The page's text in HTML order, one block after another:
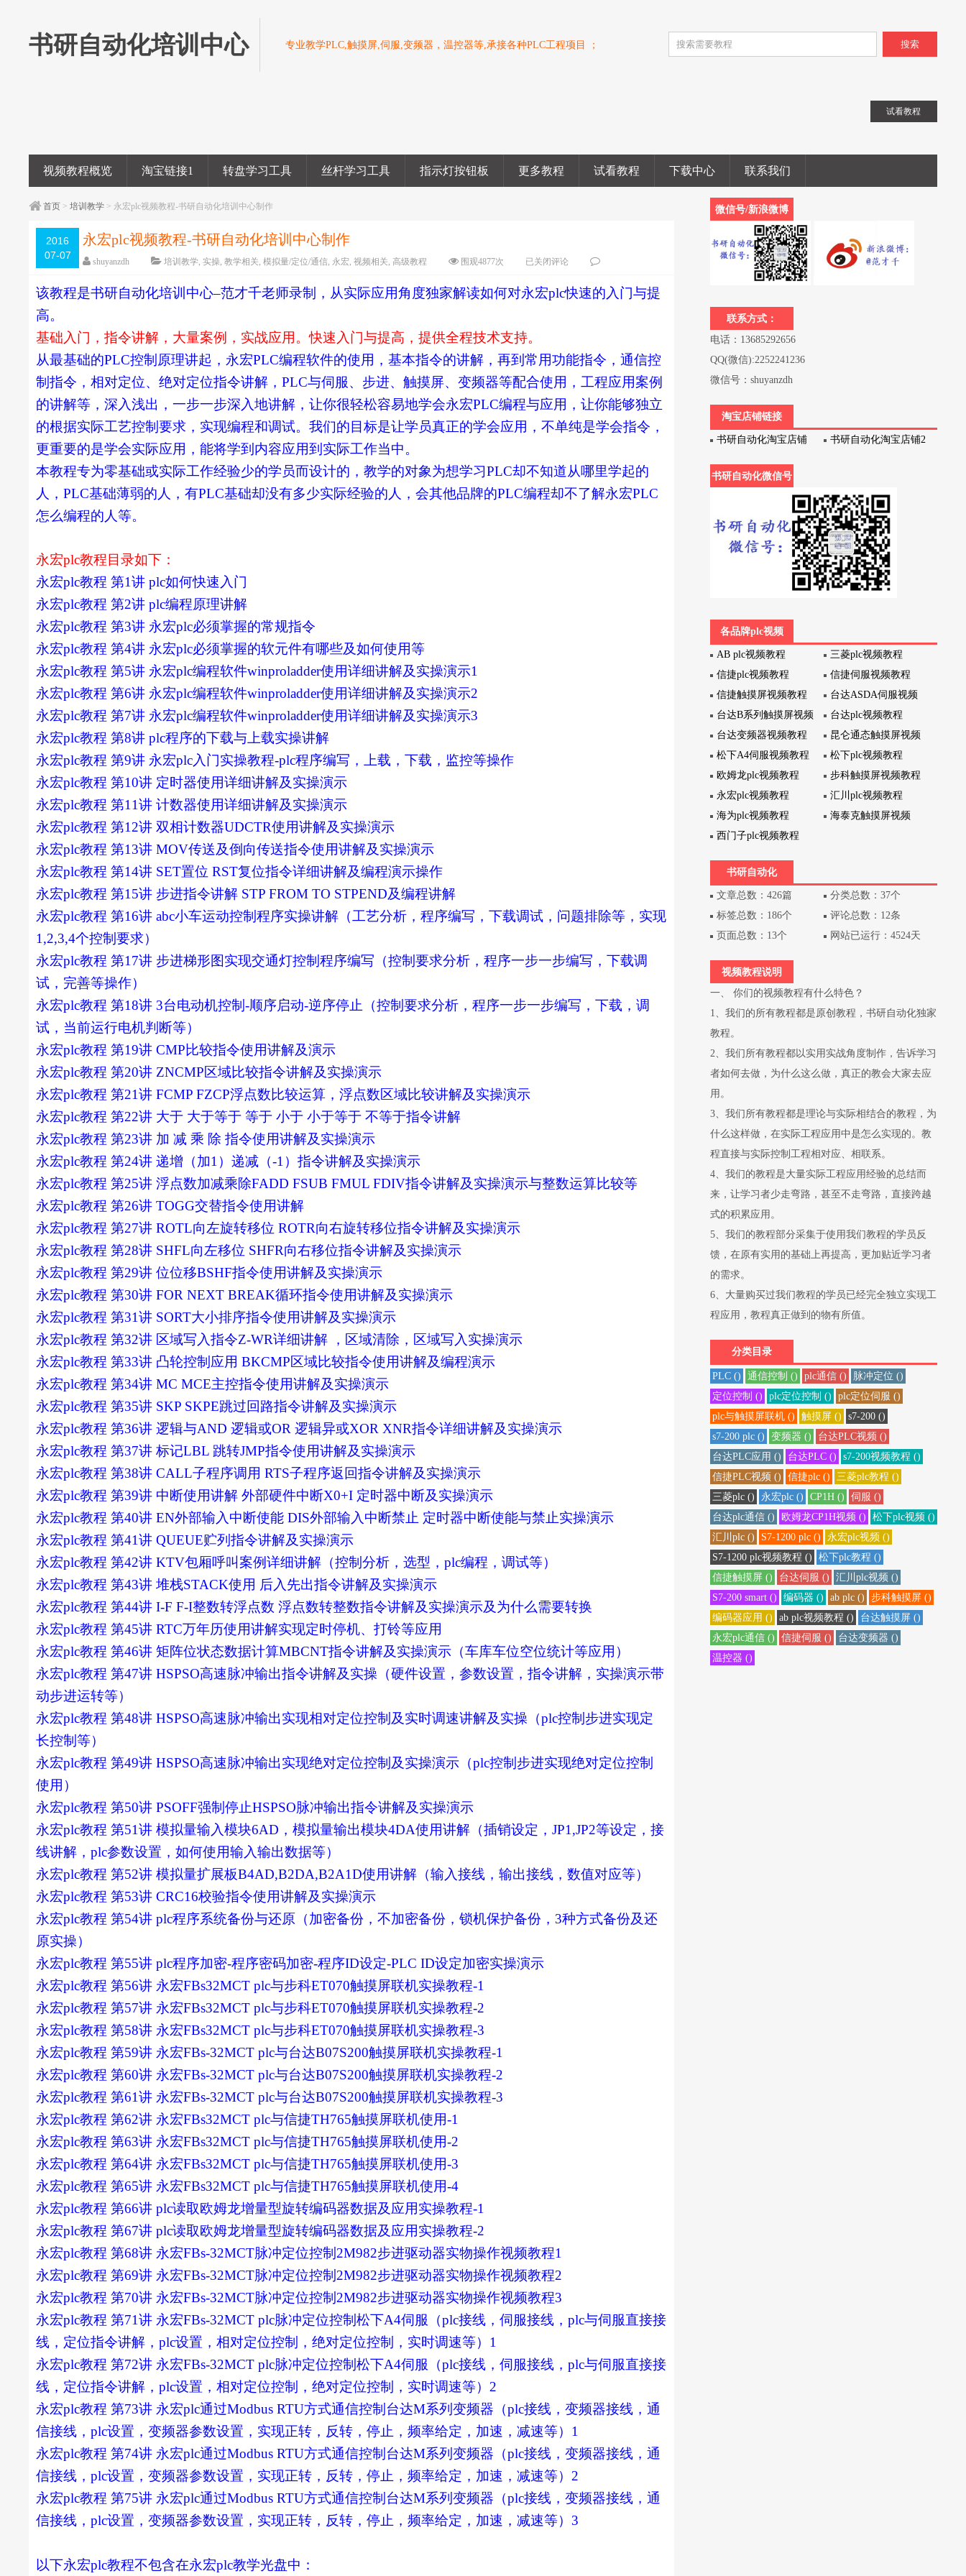
书研自动化培训中心 专业教学PLC,触摸屏,伺服,变频器，温控器等,承接各种PLC工程项目 ； 搜索
试看教程
视频教程概览 淘宝链接1 转盘学习工具 丝杆学习工具 指示灯按钮板 更多教程 试看教程 下载中心 联系我们
首页 >培训教学 > 永宏plc视频教程-书研自动化培训中心制作
2016
07-07
永宏plc视频教程-书研自动化培训中心制作
shuyanzdh 培训教学, 实操,教学相关,模拟量/定位/通信, 永宏,视频相关,高级教程 围观4877次
已关闭评论
该教程是书研自动化培训中心–范才千老师录制，从实际应用角度独家解读如何对永宏plc快速的入门与提
高。
基础入门，指令讲解，大量案例，实战应用。快速入门与提高，提供全程技术支持。
从最基础的PLC控制原理讲起，永宏PLC编程软件的使用，基本指令的讲解，再到常用功能指令，通信控
制指令，相对定位、绝对定位指令讲解，PLC与伺服、步进、触摸屏、变频器等配合使用，工程应用案例
的讲解等，深入浅出，一步一步深入地讲解，让你很轻松容易地学会永宏PLC编程与应用，让你能够独立
的根据实际工艺控制要求，实现编程和调试。我们的目标是让学员真正的学会应用，不单纯是学会指令，
更重要的是学会实际应用，能将学到内容应用到实际工作当中。
本教程专为零基础或实际工作经验少的学员而设计的，教学的对象为想学习PLC却不知道从哪里学起的
人，PLC基础薄弱的人，有PLC基础却没有多少实际经验的人，会其他品牌的PLC编程却不了解永宏PLC
怎么编程的人等。
永宏plc教程目录如下：
永宏plc教程 第1讲 plc如何快速入门
永宏plc教程 第2讲 plc编程原理讲解
永宏plc教程 第3讲 永宏plc必须掌握的常规指令
永宏plc教程 第4讲 永宏plc必须掌握的软元件有哪些及如何使用等
永宏plc教程 第5讲 永宏plc编程软件winproladder使用详细讲解及实操演示1
永宏plc教程 第6讲 永宏plc编程软件winproladder使用详细讲解及实操演示2
永宏plc教程 第7讲 永宏plc编程软件winproladder使用详细讲解及实操演示3
永宏plc教程 第8讲 plc程序的下载与上载实操讲解
永宏plc教程 第9讲 永宏plc入门实操教程-plc程序编写，上载，下载，监控等操作
永宏plc教程 第10讲 定时器使用详细讲解及实操演示
永宏plc教程 第11讲 计数器使用详细讲解及实操演示
永宏plc教程 第12讲 双相计数器UDCTR使用讲解及实操演示
永宏plc教程 第13讲 MOV传送及倒向传送指令使用讲解及实操演示
永宏plc教程 第14讲 SET置位 RST复位指令详细讲解及编程演示操作
永宏plc教程 第15讲 步进指令讲解 STP FROM TO STPEND及编程讲解
永宏plc教程 第16讲 abc小车运动控制程序实操讲解（工艺分析，程序编写，下载调试，问题排除等，实现
1,2,3,4个控制要求）
永宏plc教程 第17讲 步进梯形图实现交通灯控制程序编写（控制要求分析，程序一步一步编写，下载调
试，完善等操作）
永宏plc教程 第18讲 3台电动机控制-顺序启动-逆序停止（控制要求分析，程序一步一步编写，下载，调
试，当前运行电机判断等）
永宏plc教程 第19讲 CMP比较指令使用讲解及演示
永宏plc教程 第20讲 ZNCMP区域比较指令讲解及实操演示
永宏plc教程 第21讲 FCMP FZCP浮点数比较运算，浮点数区域比较讲解及实操演示
永宏plc教程 第22讲 大于 大于等于 等于 小于 小于等于 不等于指令讲解
永宏plc教程 第23讲 加 减 乘 除 指令使用讲解及实操演示
永宏plc教程 第24讲 递增（加1）递减（-1）指令讲解及实操演示
永宏plc教程 第25讲 浮点数加减乘除FADD FSUB FMUL FDIV指令讲解及实操演示与整数运算比较等
永宏plc教程 第26讲 TOGG交替指令使用讲解
永宏plc教程 第27讲 ROTL向左旋转移位 ROTR向右旋转移位指令讲解及实操演示
永宏plc教程 第28讲 SHFL向左移位 SHFR向右移位指令讲解及实操演示
永宏plc教程 第29讲 位位移BSHF指令使用讲解及实操演示
永宏plc教程 第30讲 FOR NEXT BREAK循环指令使用讲解及实操演示
永宏plc教程 第31讲 SORT大小排序指令使用讲解及实操演示
永宏plc教程 第32讲 区域写入指令Z-WR详细讲解 ，区域清除，区域写入实操演示
永宏plc教程 第33讲 凸轮控制应用 BKCMP区域比较指令使用讲解及编程演示
永宏plc教程 第34讲 MC MCE主控指令使用讲解及实操演示
永宏plc教程 第35讲 SKP SKPE跳过回路指令讲解及实操演示
永宏plc教程 第36讲 逻辑与AND 逻辑或OR 逻辑异或XOR XNR指令详细讲解及实操演示
永宏plc教程 第37讲 标记LBL 跳转JMP指令使用讲解及实操演示
永宏plc教程 第38讲 CALL子程序调用 RTS子程序返回指令讲解及实操演示
永宏plc教程 第39讲 中断使用讲解 外部硬件中断X0+I 定时器中断及实操演示
永宏plc教程 第40讲 EN外部输入中断使能 DIS外部输入中断禁止 定时器中断使能与禁止实操演示
永宏plc教程 第41讲 QUEUE贮列指令讲解及实操演示
永宏plc教程 第42讲 KTV包厢呼叫案例详细讲解（控制分析，选型，plc编程，调试等）
永宏plc教程 第43讲 堆栈STACK使用 后入先出指令讲解及实操演示
永宏plc教程 第44讲 I-F F-I整数转浮点数 浮点数转整数指令讲解及实操演示及为什么需要转换
永宏plc教程 第45讲 RTC万年历使用讲解实现定时停机、打铃等应用
永宏plc教程 第46讲 矩阵位状态数据计算MBCNT指令讲解及实操演示（车库车位空位统计等应用）
永宏plc教程 第47讲 HSPSO高速脉冲输出指令讲解及实操（硬件设置，参数设置，指令讲解，实操演示带
动步进运转等）
永宏plc教程 第48讲 HSPSO高速脉冲输出实现相对定位控制及实时调速讲解及实操（plc控制步进实现定
长控制等）
永宏plc教程 第49讲 HSPSO高速脉冲输出实现绝对定位控制及实操演示（plc控制步进实现绝对定位控制
使用）
永宏plc教程 第50讲 PSOFF强制停止HSPSO脉冲输出指令讲解及实操演示
永宏plc教程 第51讲 模拟量输入模块6AD，模拟量输出模块4DA使用讲解（插销设定，JP1,JP2等设定，接
线讲解，plc参数设置，如何使用输入输出数据等）
永宏plc教程 第52讲 模拟量扩展板B4AD,B2DA,B2A1D使用讲解（输入接线，输出接线，数值对应等）
永宏plc教程 第53讲 CRC16校验指令使用讲解及实操演示
永宏plc教程 第54讲 plc程序系统备份与还原（加密备份，不加密备份，锁机保护备份，3种方式备份及还
原实操）
永宏plc教程 第55讲 plc程序加密-程序密码加密-程序ID设定-PLC ID设定加密实操演示
永宏plc教程 第56讲 永宏FBs32MCT plc与步科ET070触摸屏联机实操教程-1
永宏plc教程 第57讲 永宏FBs32MCT plc与步科ET070触摸屏联机实操教程-2
永宏plc教程 第58讲 永宏FBs32MCT plc与步科ET070触摸屏联机实操教程-3
永宏plc教程 第59讲 永宏FBs-32MCT plc与台达B07S200触摸屏联机实操教程-1
永宏plc教程 第60讲 永宏FBs-32MCT plc与台达B07S200触摸屏联机实操教程-2
永宏plc教程 第61讲 永宏FBs-32MCT plc与台达B07S200触摸屏联机实操教程-3
永宏plc教程 第62讲 永宏FBs32MCT plc与信捷TH765触摸屏联机使用-1
永宏plc教程 第63讲 永宏FBs32MCT plc与信捷TH765触摸屏联机使用-2
永宏plc教程 第64讲 永宏FBs32MCT plc与信捷TH765触摸屏联机使用-3
永宏plc教程 第65讲 永宏FBs32MCT plc与信捷TH765触摸屏联机使用-4
永宏plc教程 第66讲 plc读取欧姆龙增量型旋转编码器数据及应用实操教程-1
永宏plc教程 第67讲 plc读取欧姆龙增量型旋转编码器数据及应用实操教程-2
永宏plc教程 第68讲 永宏FBs-32MCT脉冲定位控制2M982步进驱动器实物操作视频教程1
永宏plc教程 第69讲 永宏FBs-32MCT脉冲定位控制2M982步进驱动器实物操作视频教程2
永宏plc教程 第70讲 永宏FBs-32MCT脉冲定位控制2M982步进驱动器实物操作视频教程3
永宏plc教程 第71讲 永宏FBs-32MCT plc脉冲定位控制松下A4伺服（plc接线，伺服接线，plc与伺服直接接
线，定位指令讲解，plc设置，相对定位控制，绝对定位控制，实时调速等）1
永宏plc教程 第72讲 永宏FBs-32MCT plc脉冲定位控制松下A4伺服（plc接线，伺服接线，plc与伺服直接接
线，定位指令讲解，plc设置，相对定位控制，绝对定位控制，实时调速等）2
永宏plc教程 第73讲 永宏plc通过Modbus RTU方式通信控制台达M系列变频器（plc接线，变频器接线，通
信接线，plc设置，变频器参数设置，实现正转，反转，停止，频率给定，加速，减速等）1
永宏plc教程 第74讲 永宏plc通过Modbus RTU方式通信控制台达M系列变频器（plc接线，变频器接线，通
信接线，plc设置，变频器参数设置，实现正转，反转，停止，频率给定，加速，减速等）2
永宏plc教程 第75讲 永宏plc通过Modbus RTU方式通信控制台达M系列变频器（plc接线，变频器接线，通
信接线，plc设置，变频器参数设置，实现正转，反转，停止，频率给定，加速，减速等）3
以下永宏plc教程不包含在永宏plc教学光盘中：
微信号/新浪微博
联系方式：
电话：13685292656
QQ(微信):2252241236
微信号：shuyanzdh
淘宝店铺链接
书研自动化淘宝店铺 书研自动化淘宝店铺2
书研自动化微信号
各品牌plc视频
AB plc视频教程
三菱plc视频教程
信捷plc视频教程
信捷伺服视频教程
信捷触摸屏视频教程
台达ASDA伺服视频
台达B系列触摸屏视频
台达plc视频教程
台达变频器视频教程
昆仑通态触摸屏视频
松下A4伺服视频教程
松下plc视频教程
欧姆龙plc视频教程
步科触摸屏视频教程
永宏plc视频教程
汇川plc视频教程
海为plc视频教程
海泰克触摸屏视频
西门子plc视频教程
书研自动化
文章总数：426篇
分类总数：37个
标签总数：186个
评论总数：12条
页面总数：13个
网站已运行：4524天
视频教程说明
一、 你们的视频教程有什么特色？
1、我们的所有教程都是原创教程，书研自动化独家
教程。
2、我们所有教程都以实用实战角度制作，告诉学习
者如何去做，为什么这么做，真正的教会大家去应
用。
3、我们所有教程都是理论与实际相结合的教程，为
什么这样做，在实际工程应用中是怎么实现的。教
程直接与实际控制工程相对应、相联系。
4、我们的教程是大量实际工程应用经验的总结而
来，让学习者少走弯路，甚至不走弯路，直接跨越
式的积累应用。
5、我们的教程部分采集于使用我们教程的学员反
馈，在原有实用的基础上再提高，更加贴近学习者
的需求。
6、大量购买过我们教程的学员已经完全独立实现工
程应用，教程真正做到的物有所值。
分类目录
PLC () 通信控制 () plc通信 ()
脉冲定位 ()
定位控制 ()
plc定位控制 ()
plc定位伺服 ()
plc与触摸屏联机 ()
触摸屏 ()
s7-200 ()
s7-200 plc ()
变频器 ()
台达PLC视频 ()
台达PLC应用 ()
台达PLC ()
s7-200视频教程 ()
信捷PLC视频 ()
信捷plc ()
三菱plc教程 ()
三菱plc ()
永宏plc () CP1H ()
伺服 ()
台达plc通信 ()
欧姆龙CP1H视频 ()
松下plc视频 ()
汇川plc ()
S7-1200 plc ()
永宏plc视频 ()
S7-1200 plc视频教程 ()
松下plc教程 ()
信捷触摸屏 ()
台达伺服 ()
汇川plc视频 ()
S7-200 smart ()
编码器 () ab plc ()
步科触摸屏 ()
编码器应用 ()
ab plc视频教程 ()
台达触摸屏 ()
永宏plc通信 ()
信捷伺服 ()
台达变频器 ()
温控器 ()